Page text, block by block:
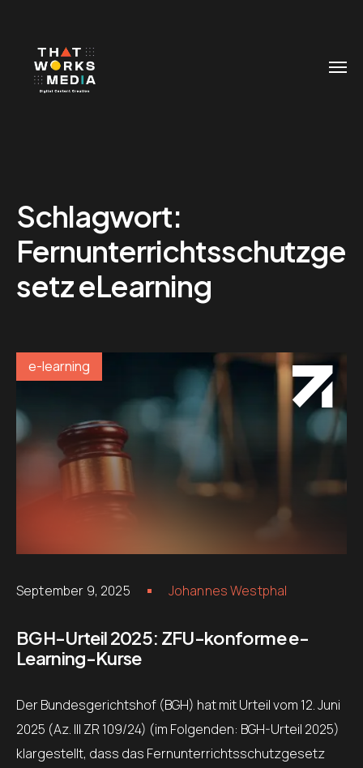
Schlagwort:
Fernunterrichtsschutzge
setz eLearning
e-learning
September 9, 2025 Johannes Westphal
BGH-Urteil 2025: ZFU-konforme e-
Learning-Kurse
Der Bundesgerichtshof (BGH) hat mit Urteil vom 12. Juni
2025 (Az. III ZR 109/24) (im Folgenden: BGH-Urteil 2025)
klargestellt, dass das Fernunterrichtsschutzgesetz